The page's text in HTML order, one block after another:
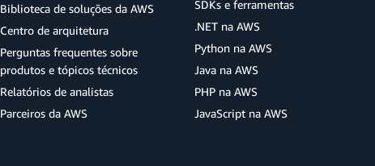
Biblioteca de soluções da AWS
Centro de arquitetura
Perguntas frequentes sobre
produtos e tópicos técnicos
Relatórios de analistas
Parceiros da AWS
SDKs e ferramentas
.NET na AWS
Python na AWS
Java na AWS
PHP na AWS
JavaScript na AWS